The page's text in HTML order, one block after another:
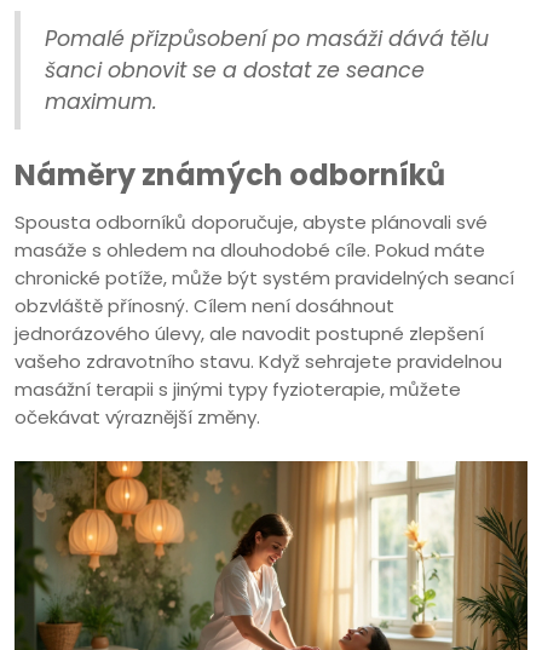
Pomalé přizpůsobení po masáži dává tělu
šanci obnovit se a dostat ze seance
maximum.
Náměry známých odborníků
Spousta odborníků doporučuje, abyste plánovali své
masáže s ohledem na dlouhodobé cíle. Pokud máte
chronické potíže, může být systém pravidelných seancí
obzvláště přínosný. Cílem není dosáhnout
jednorázového úlevy, ale navodit postupné zlepšení
vašeho zdravotního stavu. Když sehrajete pravidelnou
masážní terapii s jinými typy fyzioterapie, můžete
očekávat výraznější změny.